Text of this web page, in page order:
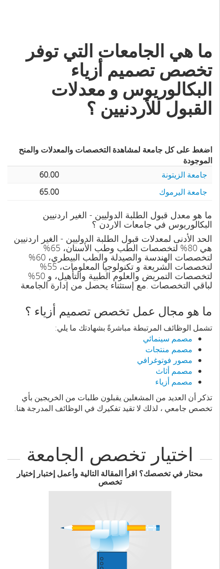
ما هي الجامعات التي توفر
تخصص تصميم أزياء
البكالوريوس و معدلات
القبول للأردنيين ؟
اضغط على كل جامعة لمشاهدة التخصصات والمعدلات والمنح
الموجودة
جامعة الزيتونة
60.00
جامعة اليرموك
65.00
ما هو معدل قبول الطلبة الدوليين - الغير اردنيين
البكالوريوس في جامعات الاردن ؟
الحد الأدنى لمعدلات قبول الطلبة الدوليين - الغير اردنيين
هي 80% لتخصصات الطب وطب الأسنان، 65%
لتخصصات الهندسة والصيدلة والطب البيطري، 60%
لتخصصات الشريعة و تكنولوجيا المعلومات، 55%
لتخصصات التمريض والعلوم الطبية والتأهيل، و 50%
لباقي التخصصات .مع إستثناء يحصل من إدارة الجامعة
ما هو مجال عمل تخصص تصميم أزياء ؟
تشمل الوظائف المرتبطة مباشرةً بشهادتك ما يلي:
مصمم سينمائي
مصمم منتجات
مصور فوتوغرافي
مصمم أثاث
مصمم أزياء
تذكر أن العديد من المشغلين يقبلون طلبات من الخريجين بأي
تخصص جامعي ، لذلك لا تقيد تفكيرك في الوظائف المدرجة هنا.
اختيار تخصص الجامعة
محتار في تخصصك؟ اقرأ المقالة التالية وأعمل إختبار إختيار
تخصص